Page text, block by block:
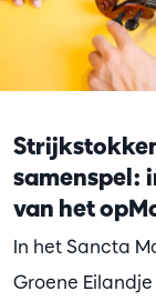
samenspel:
van het
In het Sancta
Groene